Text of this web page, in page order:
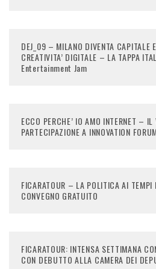
DEJ_09 – MILANO DIVENTA CAPITALE
CREATIVITA’ DIGITALE – LA TAPPA
Entertainment Jam
ECCO PERCHE’ IO AMO INTERNET –
PARTECIPAZIONE A INNOVATION
FICARATOUR – LA POLITICA AI TEMPI
CONVEGNO GRATUITO
FICARATOUR: INTENSA SETTIMANA
CON DEBUTTO ALLA CAMERA DEI